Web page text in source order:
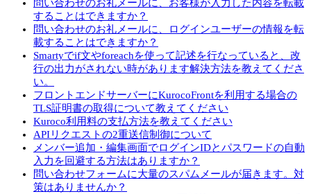
問い合わせのお礼メールに、お客様が入力した内容を転載
することはできますか？
問い合わせのお礼メールに、ログインユーザーの情報を転
載することはできますか？
Smartyでif文やforeachを使って記述を行なっていると、改
行の出力がされない時があります解決方法を教えてくださ
い。
フロントエンドサーバーにKurocoFrontを利用する場合の
TLS証明書の取得について教えてください
Kuroco利用料の支払方法を教えてください
APIリクエストの2重送信制御について
メンバー追加・編集画面でログインIDとパスワードの自動
入力を回避する方法はありますか？
問い合わせフォームに大量のスパムメールが届きます。対
策はありませんか？